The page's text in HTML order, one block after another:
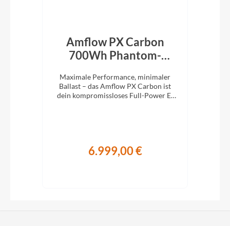
Amflow PX Carbon
700Wh Phantom-
Maximale Performance, minimaler
Ballast – das Amflow PX Carbon ist
dein kompromissloses Full-Power E-
6.999,00 €